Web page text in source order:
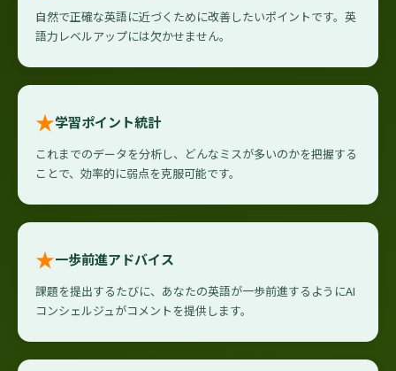
自然で正確な英語に近づくために改善したいポイントです。英
語力レベルアップには欠かせません。
★学習ポイント統計
これまでのデータを分析し、どんなミスが多いのかを把握する
ことで、効率的に弱点を克服可能です。
★一歩前進アドバイス
課題を提出するたびに、あなたの英語が一歩前進するようにAI
コンシェルジュがコメントを提供します。